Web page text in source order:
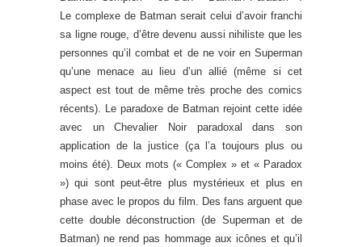
Le complexe de Batman serait celui d’avoir franchi
sa ligne rouge, d’être devenu aussi nihiliste que les
personnes qu’il combat et de ne voir en Superman
qu’une menace au lieu d’un allié (même si cet
aspect est tout de même très proche des comics
récents). Le paradoxe de Batman rejoint cette idée
avec un Chevalier Noir paradoxal dans son
application de la justice (ça l’a toujours plus ou
moins été). Deux mots (« Complex » et « Paradox
») qui sont peut-être plus mystérieux et plus en
phase avec le propos du film. Des fans arguent que
cette double déconstruction (de Superman et de
Batman) ne rend pas hommage aux icônes et qu’il